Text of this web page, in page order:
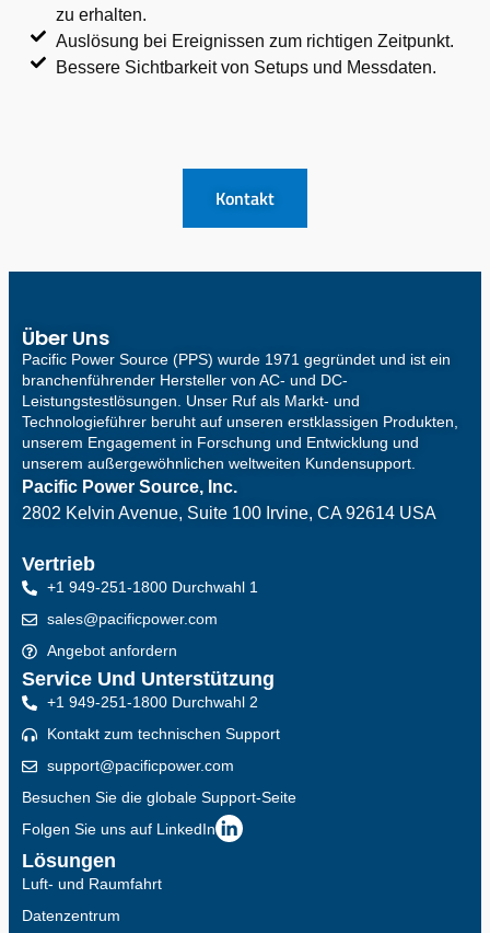
zu erhalten.
Auslösung bei Ereignissen zum richtigen Zeitpunkt.
Bessere Sichtbarkeit von Setups und Messdaten.
Kontakt
Über Uns
Pacific Power Source (PPS) wurde 1971 gegründet und ist ein
branchenführender Hersteller von AC- und DC-
Leistungstestlösungen. Unser Ruf als Markt- und
Technologieführer beruht auf unseren erstklassigen Produkten,
unserem Engagement in Forschung und Entwicklung und
unserem außergewöhnlichen weltweiten Kundensupport.
Pacific Power Source, Inc.
2802 Kelvin Avenue, Suite 100 Irvine, CA 92614 USA
Lösungen
Luft- und Raumfahrt
Datenzentrum
Vertrieb
+1 949-251-1800 Durchwahl 1
sales@pacificpower.com
Angebot anfordern
Service Und Unterstützung
+1 949-251-1800 Durchwahl 2
Kontakt zum technischen Support
support@pacificpower.com
Besuchen Sie die globale Support-Seite
Folgen Sie uns auf LinkedIn